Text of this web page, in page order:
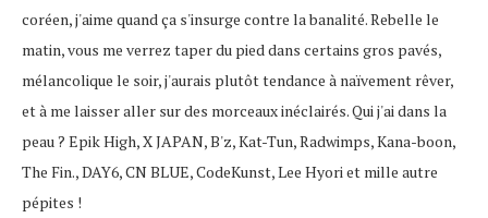
coréen, j'aime quand ça s'insurge contre la banalité. Rebelle le
matin, vous me verrez taper du pied dans certains gros pavés,
mélancolique le soir, j'aurais plutôt tendance à naïvement rêver,
et à me laisser aller sur des morceaux inéclairés. Qui j'ai dans la
peau ? Epik High, X JAPAN, B'z, Kat-Tun, Radwimps, Kana-boon,
The Fin., DAY6, CN BLUE, CodeKunst, Lee Hyori et mille autre
pépites !